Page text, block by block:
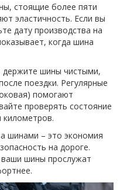
стоящие более пяти
эластичность. Если вы
дату производства на
когда шина
держите шины чистыми,
поездки. Регулярные
помогают
проверять состояние
километров.
шинами – это экономия
на дороге.
шины прослужат